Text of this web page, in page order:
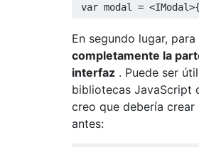
var modal = <IModal
En segundo lugar, para
completamente la
interfaz . Puede ser
bibliotecas JavaScript
creo que debería crear
antes: